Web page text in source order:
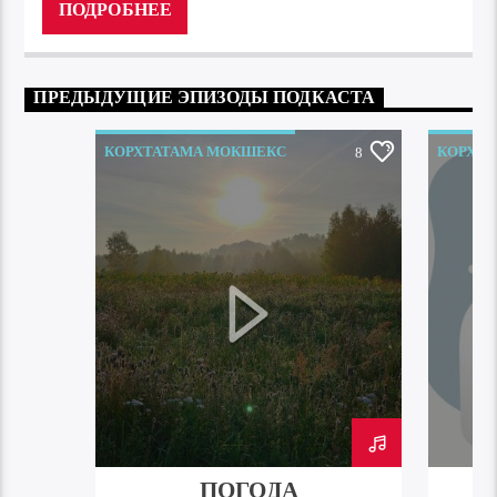
ПОДРОБНЕЕ
ПРЕДЫДУЩИЕ ЭПИЗОДЫ ПОДКАСТА
КОРХТАТАМА МОКШЕКС 8
ПОГОДА